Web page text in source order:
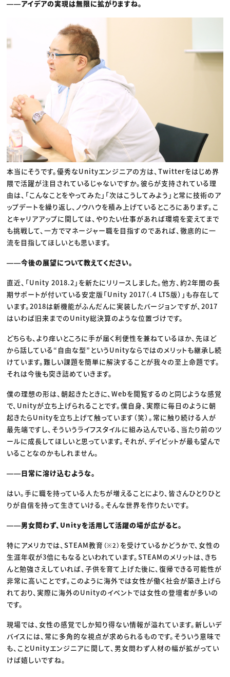
――アイデアの実現は無限に拡がりますね。
本当にそうです。優秀なUnityエンジニアの方は、Twitterをはじめ界
隈で活躍が注目されているじゃないですか。彼らが支持されている理
由は、「こんなことをやってみた」「次はこうしてみよう」と常に技術のア
ップデートを繰り返し、ノウハウを積み上げているところにあります。こ
とキャリアアップに関しては、やりたい仕事があれば環境を変えてまで
も挑戦して、一方でマネージャー職を目指すのであれば、徹底的に一
流を目指してほしいとも思います。
――今後の展望について教えてください。
直近、「Unity 2018.2」を新たにリリースしました。他方、約2年間の長
期サポートが付いている安定版「Unity 2017（.4 LTS版）」も存在して
います。2018は新機能がふんだんに実装したバージョンですが、2017
はいわば旧来までのUnity総決算のような位置づけです。
どちらも、より痒いところに手が届く利便性を兼ねているほか、先ほど
から話している“自由な型”というUnityならではのメリットも継承し続
けています。難しい課題を簡単に解決することが我々の至上命題です。
それは今後も突き詰めていきます。
僕の理想の形は、朝起きたときに、Webを閲覧するのと同じような感覚
で、Unityが立ち上げられることです。僕自身、実際に毎日のように朝
起きたらUnityを立ち上げて触っています（笑）。常に触り続ける人が
最先端ですし、そういうライフスタイルに組み込んでいる、当たり前のツ
ールに成長してほしいと思っています。それが、デイビットが最も望んで
いることなのかもしれません。
――日常に溶け込むような。
はい。手に職を持っている人たちが増えることにより、皆さんひとりひと
りが自信を持って生きていける。そんな世界を作りたいです。
――男女問わず、Unityを活用して活躍の場が広がると。
特にアメリカでは、STEAM教育 （※2） を受けているかどうかで、女性の
生涯年収が3倍にもなるといわれています。STEAMのメリットは、きち
んと勉強さえしていれば、子供を育て上げた後に、復帰できる可能性が
非常に高いことです。このように海外では女性が働く社会が築き上げら
れており、実際に海外のUnityのイベントでは女性の登壇者が多いの
です。
現場では、女性の感覚でしか知り得ない情報が溢れています。新しいデ
バイスには、常に多角的な視点が求められるものです。そういう意味で
も、ことUnityエンジニアに関して、男女問わず人材の幅が拡がってい
けば嬉しいですね。